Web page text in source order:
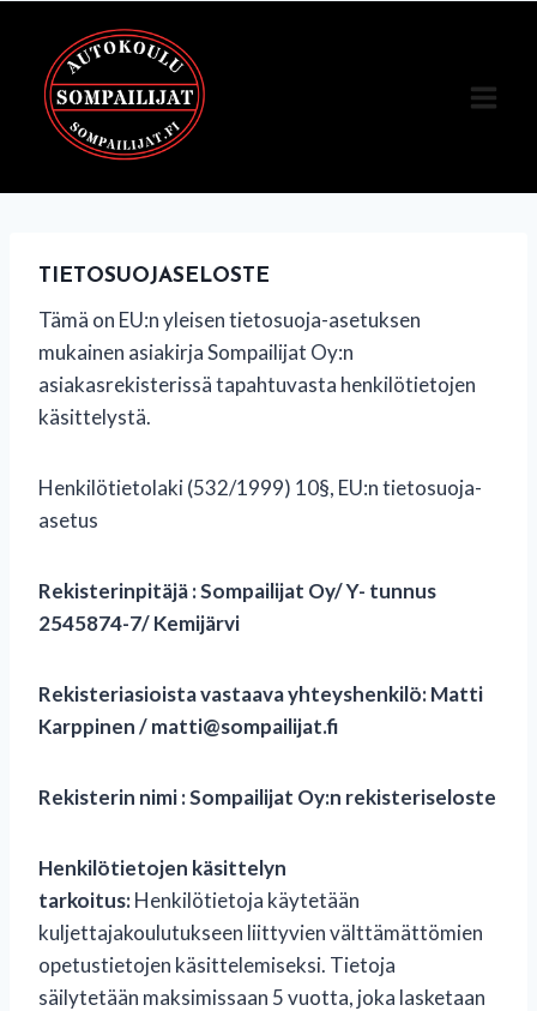
sisältöön
TIETOSUOJASELOSTE
Tämä on EU:n yleisen tietosuoja-asetuksen
mukainen asiakirja Sompailijat Oy:n
asiakasrekisterissä tapahtuvasta henkilötietojen
käsittelystä.
Henkilötietolaki (532/1999) 10§, EU:n tietosuoja-
asetus
Rekisterinpitäjä : Sompailijat Oy/ Y- tunnus
2545874-7/ Kemijärvi
Rekisteriasioista vastaava yhteyshenkilö: Matti
Karppinen / matti@sompailijat.fi
Rekisterin nimi : Sompailijat Oy:n rekisteriseloste
Henkilötietojen käsittelyn
tarkoitus:Henkilötietoja käytetään
kuljettajakoulutukseen liittyvien välttämättömien
opetustietojen käsittelemiseksi. Tietoja
säilytetään maksimissaan 5 vuotta, joka lasketaan